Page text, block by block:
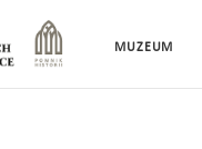
MUZEUM